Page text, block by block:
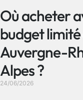
Où acheter
budget limité
Auvergne-
Alpes ?
24/06/2026